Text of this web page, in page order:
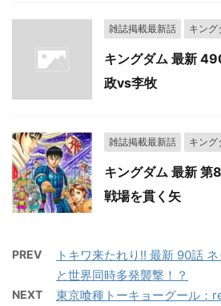
雑誌掲載最新話 キング
キングダム 最新
政vs李牧
雑誌掲載最新話 キング
キングダム 最新 第
戦場を貫く矢
PREV
トキワ来たれり!! 最新 90話
と世界同時多発襲撃！？
NEXT
東京喰種トーキョーグール：